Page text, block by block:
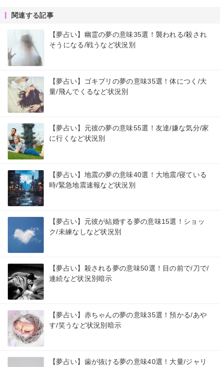
関連する記事
【夢占い】幽霊の夢の意味35選！襲われる/殺され
そうになる/戦うなど状況別
【夢占い】ゴキブリの夢の意味35選！体につく/大
量/飛んでくるなど状況別
【夢占い】元彼の夢の意味55選！友達/嫌な気分/家
に行くなど状況別
【夢占い】地震の夢の意味40選！大地震/寝ている
時/緊急地震速報など状況別
【夢占い】元彼が結婚する夢の意味15選！ショッ
ク/未練なしなど状況別
【夢占い】殺される夢の意味50選！目の前で/刀で/
連続など状況別暗示
【夢占い】赤ちゃんの夢の意味35選！預かる/あや
す/笑うなど状況別暗示
【夢占い】歯が抜ける夢の意味40選！大量/ジャリ